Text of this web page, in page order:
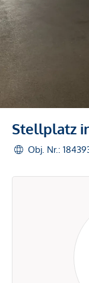
Stellplatz
Obj. Nr.: